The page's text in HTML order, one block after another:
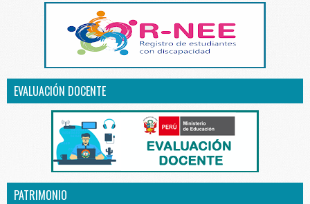
EVALUACIÓN DOCENTE
PATRIMONIO